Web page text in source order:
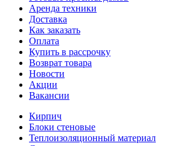
Аренда техники
Доставка
Как заказать
Оплата
Купить в рассрочку
Возврат товара
Новости
Акции
Вакансии
Кирпич
Блоки стеновые
Теплоизоляционный материал